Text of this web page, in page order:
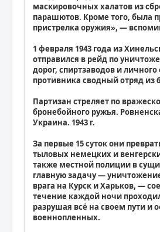
маскировочных халатов из
парашютов. Кроме того, была
пристрелка оружия», —
1 февраля 1943 года из
отправился в рейд по
дорог, спиртзаводов и личного
противника сводный отряд из
Партизан стреляет по
бронебойного ружья.
Украина. 1943 г.
За первые 15 суток они
тыловых немецких и
также местной полиции в
главную задачу —
врага на Курск и Харьков, —
течение каждой ночи
разрушая всё на своем пути и
военнопленных.